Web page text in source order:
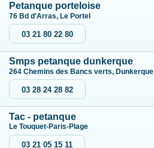
Petanque porteloise
76 Bd d'Arras, Le Portel
03 21 80 22 80
Smps petanque dunkerque
264 Chemins des Bancs verts, Dunkerque
03 28 24 28 82
Tac - petanque
Le Touquet-Paris-Plage
03 21 05 15 11